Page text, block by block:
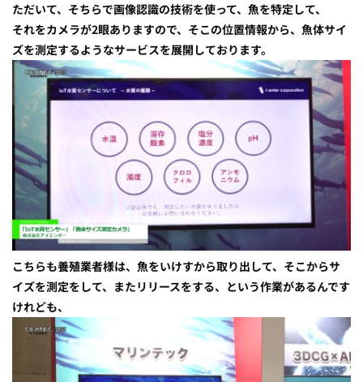
ただいて、そちらで画像認識の技術を使って、魚を特定して、
それをカメラが2眼ありますので、そこの位置情報から、魚体サイ
ズを測定するようなサービスを展開しております。
こちらも養殖業者様は、魚をいけすから取り出して、そこからサ
イズを測定をして、またリリースをする、という作業があるんです
けれども、